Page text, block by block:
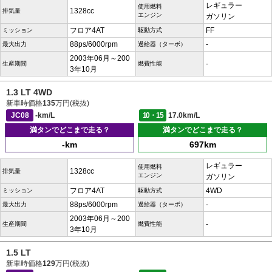
排気量 1328cc
使用燃料
エンジン
レギュラー
ガソリン
ミッション フロア4AT 駆動方式 FF
最大出力 88ps/6000rpm 過給器（ターボ） -
生産期間
2003年06月～200
3年10月
燃費性能 -
1.3 LT 4WD
新車時価格135万円(税抜)
JC08
-km/L 10・15
17.0km/L
満タンでどこまで走る？
-km
満タンでどこまで走る？
697km
排気量 1328cc
使用燃料
エンジン
レギュラー
ガソリン
ミッション フロア4AT 駆動方式 4WD
最大出力 88ps/6000rpm 過給器（ターボ） -
生産期間
2003年06月～200
3年10月
燃費性能 -
1.5 LT
新車時価格129万円(税抜)